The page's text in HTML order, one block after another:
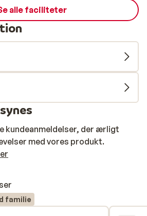
alle faciliteter
kundeanmeldelser, der ærligt
med vores produkt.
familie